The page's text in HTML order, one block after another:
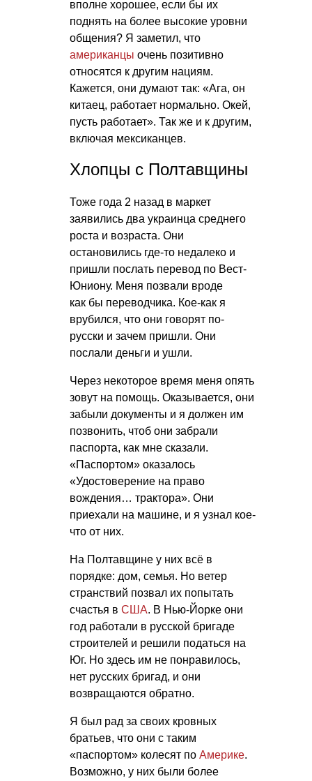
вполне хорошее, если бы их
поднять на более высокие уровни
общения? Я заметил, что
американцы очень позитивно
относятся к другим нациям.
Кажется, они думают так: «Ага, он
китаец, работает нормально. Окей,
пусть работает». Так же и к другим,
включая мексиканцев.
Хлопцы с Полтавщины
Тоже года 2 назад в маркет
заявились два украинца среднего
роста и возраста. Они
остановились где-то недалеко и
пришли послать перевод по Вест-
Юниону. Меня позвали вроде
как бы переводчика. Кое-как я
врубился, что они говорят по-
русски и зачем пришли. Они
послали деньги и ушли.
Через некоторое время меня опять
зовут на помощь. Оказывается, они
забыли документы и я должен им
позвонить, чтоб они забрали
паспорта, как мне сказали.
«Паспортом» оказалось
«Удостоверение на право
вождения… трактора». Они
приехали на машине, и я узнал кое-
что от них.
На Полтавщине у них всё в
порядке: дом, семья. Но ветер
странствий позвал их попытать
счастья в США. В Нью-Йорке они
год работали в русской бригаде
строителей и решили податься на
Юг. Но здесь им не понравилось,
нет русских бригад, и они
возвращаются обратно.
Я был рад за своих кровных
братьев, что они с таким
«паспортом» колесят по Америке.
Возможно, у них были более